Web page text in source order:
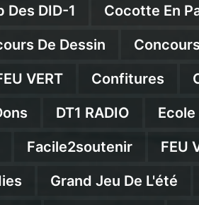
Des DID-1 Cocotte En
De Dessin
VERT Confitures
DT1 RADIO Ecole
Facile2soutenir FEU
Grand Jeu De L'été